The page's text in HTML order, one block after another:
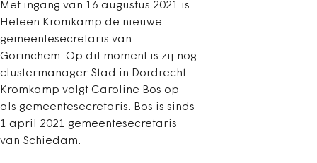
Met ingang van 16 augustus 2021 is
Heleen Kromkamp de nieuwe
gemeentesecretaris van
Gorinchem. Op dit moment is zij nog
clustermanager Stad in Dordrecht.
Kromkamp volgt Caroline Bos op
als gemeentesecretaris. Bos is sinds
1 april 2021 gemeentesecretaris
van Schiedam.